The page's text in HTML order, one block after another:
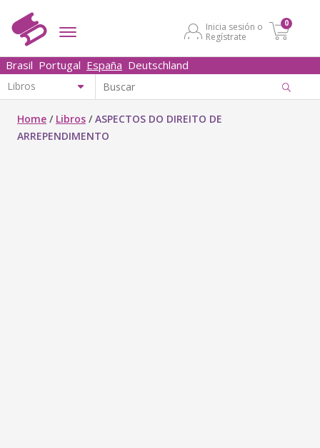
Inicia sesión o
Regístrate
0
Brasil Portugal España Deutschland
Home / Libros /ASPECTOS DO DIREITO DE
ARREPENDIMENTO